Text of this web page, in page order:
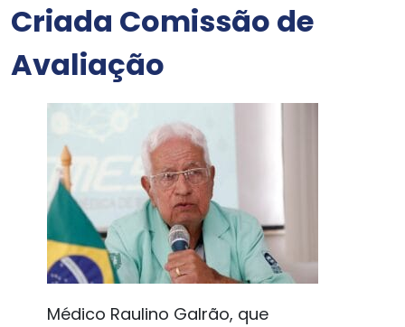
Criada Comissão de
Avaliação
Médico Raulino Galrão, que